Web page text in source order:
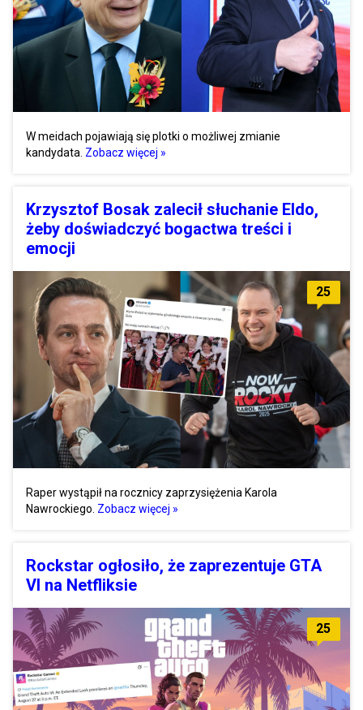
W meidach pojawiają się plotki o możliwej zmianie
kandydata. Zobacz więcej »
Krzysztof Bosak zalecił słuchanie Eldo,
żeby doświadczyć bogactwa treści i
emocji
25
Raper wystąpił na rocznicy zaprzysiężenia Karola
Nawrockiego. Zobacz więcej »
Rockstar ogłosiło, że zaprezentuje GTA
VI na Netfliksie
25